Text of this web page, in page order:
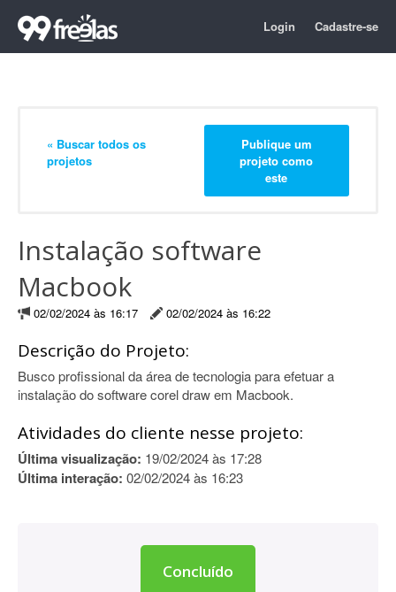
Login Cadastre-se
« Buscar todos os
projetos
Publique um
projeto como
este
Instalação software
Macbook
02/02/2024 às 16:17 02/02/2024 às 16:22
Descrição do Projeto:
Busco profissional da área de tecnologia para efetuar a
instalação do software corel draw em Macbook.
Atividades do cliente nesse projeto:
Última visualização: 19/02/2024 às 17:28
Última interação: 02/02/2024 às 16:23
Concluído